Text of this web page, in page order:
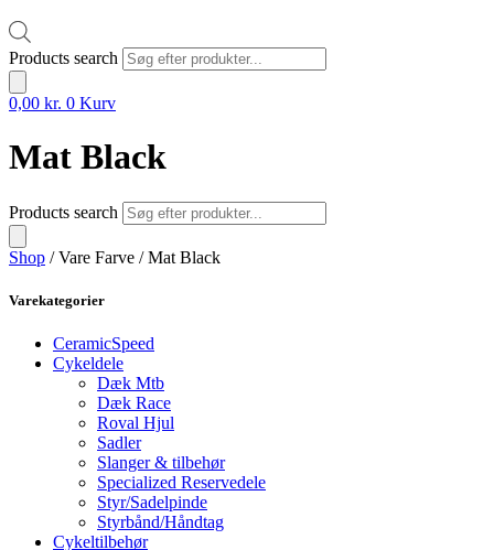
Products search
0,00 kr. 0 Kurv
Mat Black
Products search
Shop / Vare Farve / Mat Black
Varekategorier
CeramicSpeed
Cykeldele
Dæk Mtb
Dæk Race
Roval Hjul
Sadler
Slanger & tilbehør
Specialized Reservedele
Styr/Sadelpinde
Styrbånd/Håndtag
Cykeltilbehør